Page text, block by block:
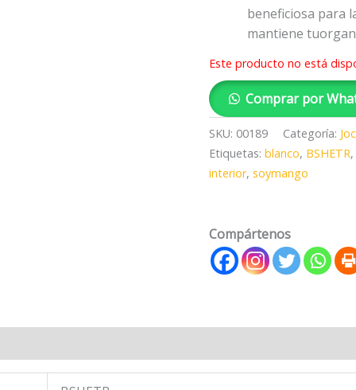
beneficiosa para
mantiene
Este producto no está
Comprar por
SKU: 00189 Categoría:
Etiquetas:blanco, BSHETR
interior,soymango
Compártenos